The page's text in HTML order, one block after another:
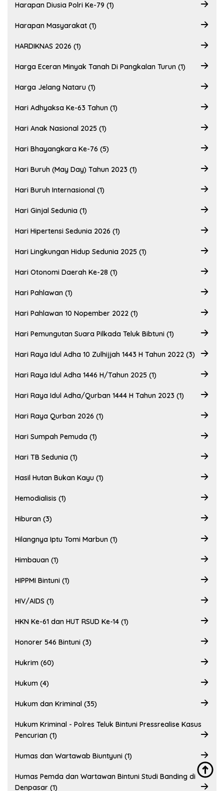
Harapan Diusia Polri Ke-79 (1)
Harapan Masyarakat (1)
HARDIKNAS 2026 (1)
Harga Eceran Minyak Tanah Di Pangkalan Turun (1)
Harga Jelang Nataru (1)
Hari Adhyaksa Ke-63 Tahun (1)
Hari Anak Nasional 2025 (1)
Hari Bhayangkara Ke-76 (5)
Hari Buruh (May Day) Tahun 2023 (1)
Hari Buruh Internasional (1)
Hari Ginjal Sedunia (1)
Hari Hipertensi Sedunia 2026 (1)
Hari Lingkungan Hidup Sedunia 2025 (1)
Hari Otonomi Daerah Ke-28 (1)
Hari Pahlawan (1)
Hari Pahlawan 10 Nopember 2022 (1)
Hari Pemungutan Suara Pilkada Teluk Bibtuni (1)
Hari Raya Idul Adha 10 Zulhijjah 1443 H Tahun 2022 (3)
Hari Raya Idul Adha 1446 H/Tahun 2025 (1)
Hari Raya Idul Adha/Qurban 1444 H Tahun 2023 (1)
Hari Raya Qurban 2026 (1)
Hari Sumpah Pemuda (1)
Hari TB Sedunia (1)
Hasil Hutan Bukan Kayu (1)
Hemodialisis (1)
Hiburan (3)
Hilangnya Iptu Tomi Marbun (1)
Himbauan (1)
HIPPMI Bintuni (1)
HIV/AIDS (1)
HKN Ke-61 dan HUT RSUD Ke-14 (1)
Honorer 546 Bintuni (3)
Hukrim (60)
Hukum (4)
Hukum dan Kriminal (35)
Hukum Kriminal - Polres Teluk Bintuni Pressrealise Kasus
Pencurian (1)
Humas dan Wartawab Biuntyuni (1)
Humas Pemda dan Wartawan Bintuni Studi Banding di
Denpasar (1)